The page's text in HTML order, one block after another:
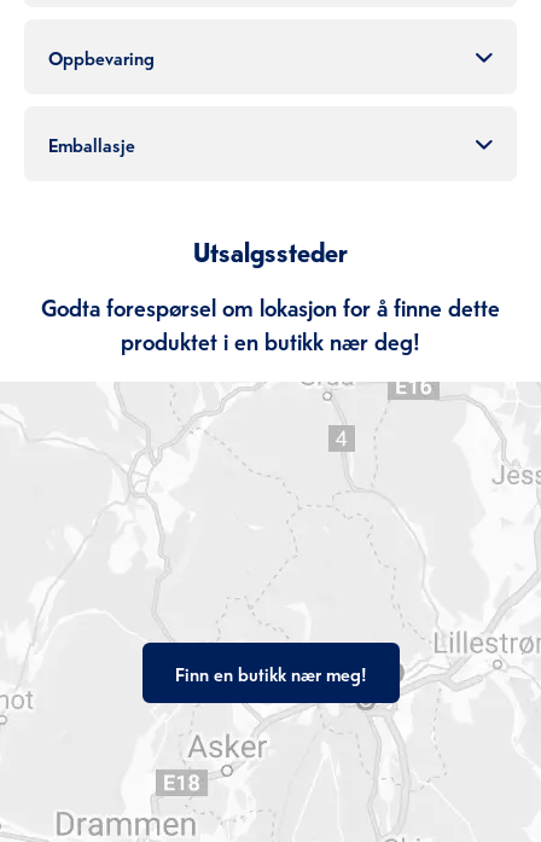
Oppbevaring
Emballasje
Utsalgssteder
Godta forespørsel om lokasjon for å finne dette
produktet i en butikk nær deg!
Finn en butikk nær meg!